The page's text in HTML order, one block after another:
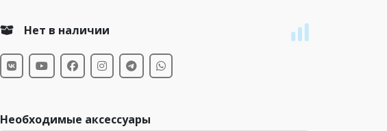
Нет в наличии
Необходимые аксессуары